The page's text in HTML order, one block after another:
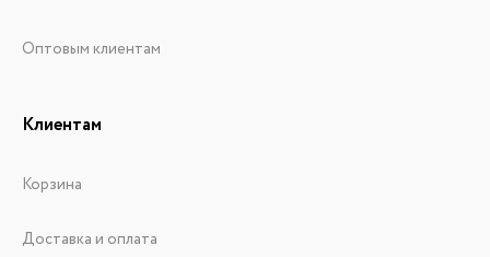
Оптовым клиентам
Клиентам
Корзина
Доставка и оплата